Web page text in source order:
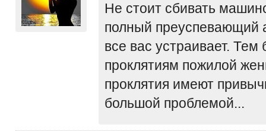
Не стоит сбивать
полный преуспевающий
все вас устраивает. Тем
проклятиям пожилой
проклятия имеют
большой проблемой...